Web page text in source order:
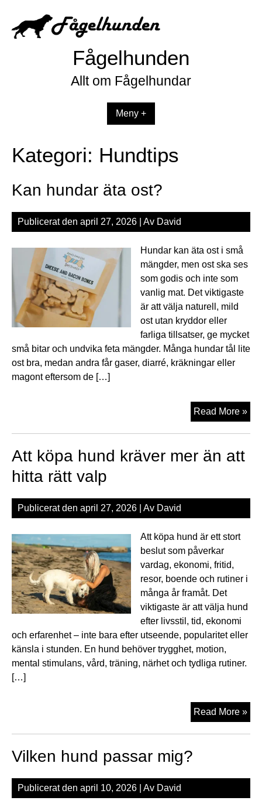
innehåll
Fågelhunden
Allt om Fågelhundar
Meny +
Kategori: Hundtips
Kan hundar äta ost?
Publicerat den april 27, 2026 | Av David
Hundar kan äta ost i små
mängder, men ost ska ses
som godis och inte som
vanlig mat. Det viktigaste
är att välja naturell, mild
ost utan kryddor eller
farliga tillsatser, ge mycket
små bitar och undvika feta mängder. Många hundar tål lite
ost bra, medan andra får gaser, diarré, kräkningar eller
magont eftersom de […]
Read More »
Att köpa hund kräver mer än att
hitta rätt valp
Publicerat den april 27, 2026 | Av David
Att köpa hund är ett stort
beslut som påverkar
vardag, ekonomi, fritid,
resor, boende och rutiner i
många år framåt. Det
viktigaste är att välja hund
efter livsstil, tid, ekonomi
och erfarenhet – inte bara efter utseende, popularitet eller
känsla i stunden. En hund behöver trygghet, motion,
mental stimulans, vård, träning, närhet och tydliga rutiner.
[…]
Read More »Att
än
Vilken hund passar mig?
Publicerat den april 10, 2026 | Av David